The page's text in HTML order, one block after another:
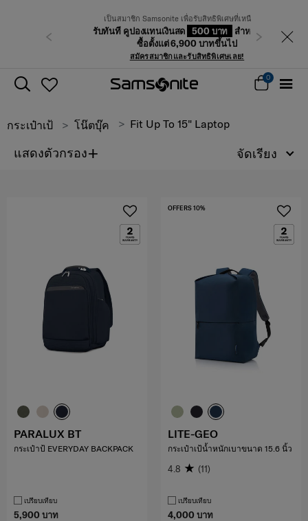
เป็นสมาชิก Samsonite เพื่อรับสิทธิพิเศษที่เหนือกว่า
รับทันที คูปองแทนเงินสด 500 บาท สำหรับคำสั่ง
ซื้อตั้งแต่ 6,900 บาทขึ้นไป
สมัครสมาชิกและรับสิทธิพิเศษเลย!
ถัดไป
0
กระเป๋าเป้ โน๊ตบุ๊ค Fit Up To 15" Laptop
แสดงตัวกรอง+ จัดเรียง
5,900 บาท
PARALUX BT
กระเป๋าป้ EVERYDAY BACKPACK
เปรียบเทียบ
4,000 บาท
OFFERS 10%
LITE-GEO
กระเป๋าเป้น้ำหนักเบาขนาด 15.6 นิ้ว
4.8 (11)
เปรียบเทียบ